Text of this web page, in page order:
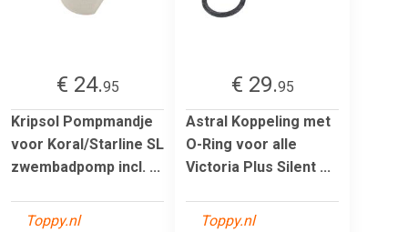
€ 24.95
Kripsol Pompmandje
voor Koral/Starline SL
zwembadpomp incl. ...
Toppy.nl
€ 29.95
Astral Koppeling met
O-Ring voor alle
Victoria Plus Silent ...
Toppy.nl